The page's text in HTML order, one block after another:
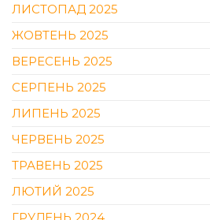
ЛИСТОПАД 2025
ЖОВТЕНЬ 2025
ВЕРЕСЕНЬ 2025
СЕРПЕНЬ 2025
ЛИПЕНЬ 2025
ЧЕРВЕНЬ 2025
ТРАВЕНЬ 2025
ЛЮТИЙ 2025
ГРУДЕНЬ 2024